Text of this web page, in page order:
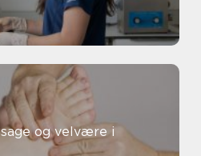
og velvære i